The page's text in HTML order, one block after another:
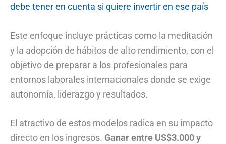
debe tener en cuenta si quiere invertir en ese país
Este enfoque incluye prácticas como la meditación
y la adopción de hábitos de alto rendimiento, con el
objetivo de preparar a los profesionales para
entornos laborales internacionales donde se exige
autonomía, liderazgo y resultados.
El atractivo de estos modelos radica en su impacto
directo en los ingresos. Ganar entre US$3.000 y